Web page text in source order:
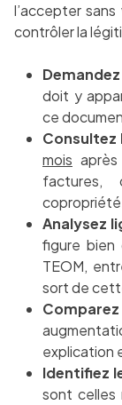
l’accepter
contrôler la
doit y
ce
mois
factures,
Analysez
figure bien
TEOM,
sort de
explication
Identifiez
sont celles